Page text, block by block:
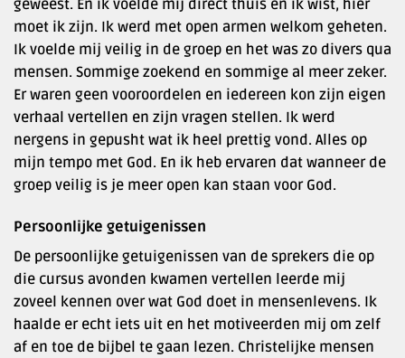
geweest. En ik voelde mij direct thuis en ik wist, hier
moet ik zijn. Ik werd met open armen welkom geheten.
Ik voelde mij veilig in de groep en het was zo divers qua
mensen. Sommige zoekend en sommige al meer zeker.
Er waren geen vooroordelen en iedereen kon zijn eigen
verhaal vertellen en zijn vragen stellen. Ik werd
nergens in gepusht wat ik heel prettig vond. Alles op
mijn tempo met God. En ik heb ervaren dat wanneer de
groep veilig is je meer open kan staan voor God.
Persoonlijke getuigenissen
De persoonlijke getuigenissen van de sprekers die op
die cursus avonden kwamen vertellen leerde mij
zoveel kennen over wat God doet in mensenlevens. Ik
haalde er echt iets uit en het motiveerden mij om zelf
af en toe de bijbel te gaan lezen. Christelijke mensen